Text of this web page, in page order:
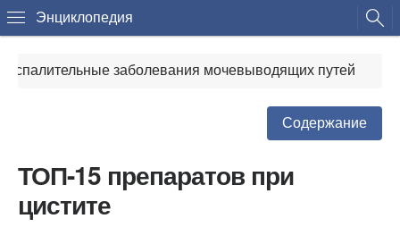
Энциклопедия
заболевания мочевыводящих путей
Содержание
ТОП-15 препаратов при
цистите